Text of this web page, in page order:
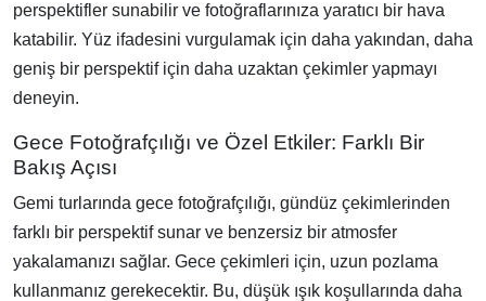
perspektifler sunabilir ve fotoğraflarınıza yaratıcı bir hava
katabilir. Yüz ifadesini vurgulamak için daha yakından, daha
geniş bir perspektif için daha uzaktan çekimler yapmayı
deneyin.
Gece Fotoğrafçılığı ve Özel Etkiler: Farklı Bir
Bakış Açısı
Gemi turlarında gece fotoğrafçılığı, gündüz çekimlerinden
farklı bir perspektif sunar ve benzersiz bir atmosfer
yakalamanızı sağlar. Gece çekimleri için, uzun pozlama
kullanmanız gerekecektir. Bu, düşük ışık koşullarında daha